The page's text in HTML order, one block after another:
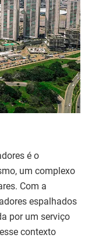
é o
um complexo
Com a
espalhados
por um serviço
contexto